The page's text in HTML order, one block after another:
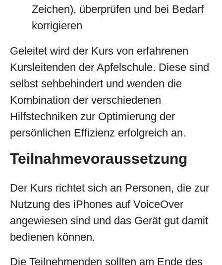
Zeichen), überprüfen und bei Bedarf
korrigieren
Geleitet wird der Kurs von erfahrenen
Kursleitenden der Apfelschule. Diese sind
selbst sehbehindert und wenden die
Kombination der verschiedenen
Hilfstechniken zur Optimierung der
persönlichen Effizienz erfolgreich an.
Teilnahmevoraussetzung
Der Kurs richtet sich an Personen, die zur
Nutzung des iPhones auf VoiceOver
angewiesen sind und das Gerät gut damit
bedienen können.
Die Teilnehmenden sollten am Ende des